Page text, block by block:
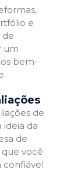
e
de
um
bem-
de
ideia da
de
que você
confiável